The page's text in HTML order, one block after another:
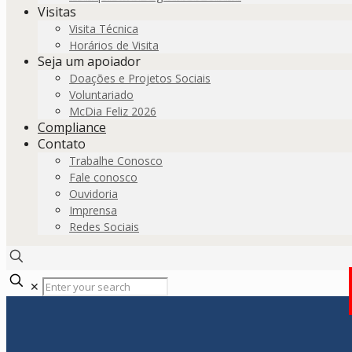
Visitas
Visita Técnica
Horários de Visita
Seja um apoiador
Doações e Projetos Sociais
Voluntariado
McDia Feliz 2026
Compliance
Contato
Trabalhe Conosco
Fale conosco
Ouvidoria
Imprensa
Redes Sociais
✕